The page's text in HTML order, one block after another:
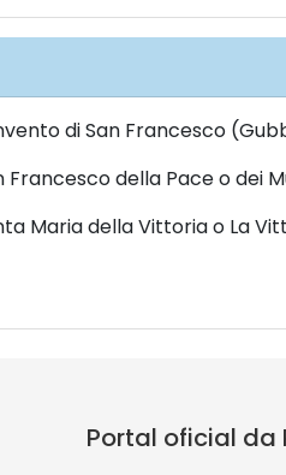
di San Francesco
Francesco della Pace o dei
Maria della Vittoria o La
Portal oficial da